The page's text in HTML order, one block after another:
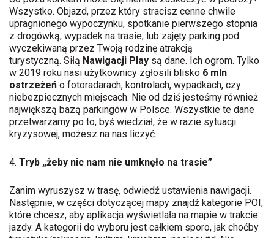
Wszystko. Objazd, przez który stracisz cenne chwile
upragnionego wypoczynku, spotkanie pierwszego stopnia
z drogówką, wypadek na trasie, lub zajęty parking pod
wyczekiwaną przez Twoją rodzinę atrakcją
turystyczną. Siłą Nawigacji Play są dane. Ich ogrom. Tylko
w 2019 roku nasi użytkownicy zgłosili blisko 6 mln
ostrzeżeń o fotoradarach, kontrolach, wypadkach, czy
niebezpiecznych miejscach. Nie od dziś jesteśmy również
największą bazą parkingów w Polsce. Wszystkie te dane
przetwarzamy po to, byś wiedział, że w razie sytuacji
kryzysowej, możesz na nas liczyć.
4. Tryb „żeby nic nam nie umknęło na trasie”
Zanim wyruszysz w trasę, odwiedź ustawienia nawigacji.
Następnie, w części dotyczącej mapy znajdź kategorie POI,
które chcesz, aby aplikacja wyświetlała na mapie w trakcie
jazdy. A kategorii do wyboru jest całkiem sporo, jak choćby